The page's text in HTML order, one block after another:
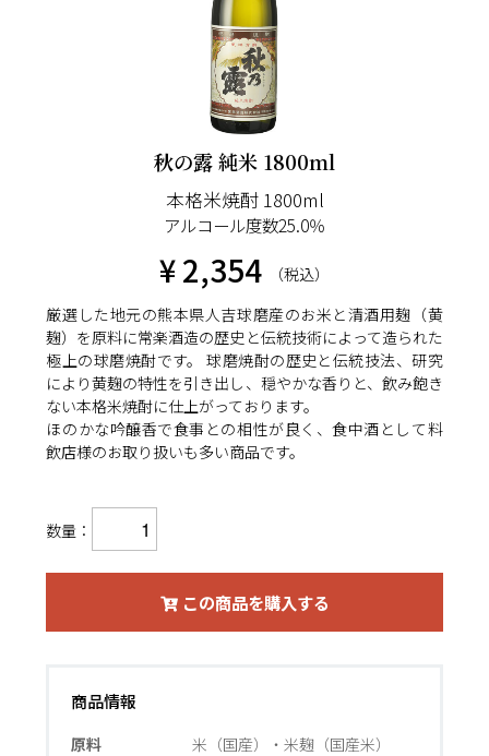
秋の露 純米 1800ml
本格米焼酎 1800ml
アルコール度数25.0％
¥ 2,354
（税込）
厳選した地元の熊本県人吉球磨産のお米と清酒用麹（黄
麹）を原料に常楽酒造の歴史と伝統技術によって造られた
極上の球磨焼酎です。 球磨焼酎の歴史と伝統技法、研究
により黄麹の特性を引き出し、穏やかな香りと、飲み飽き
ない本格米焼酎に仕上がっております。
ほのかな吟醸香で食事との相性が良く、食中酒として料
飲店様のお取り扱いも多い商品です。
数量：
この商品を購入する
商品情報
原料 米（国産）・米麹（国産米）